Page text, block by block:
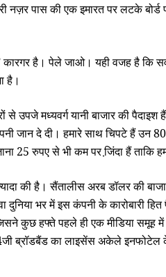
नज़र पास की एक इमारत पर लटके
कारगर है। पेले जाओ। यही वजह है कि
है।
उपजे मध्‍यवर्ग यानी बाजार की पैदाइश
जान दे दी। हमारे साथ चिपटे हैं उन
25 रुपए से भी कम पर जि़ंदा हैं ताकि
की है। सैंतालीस अरब डॉलर की
दुनिया भर में इस कंपनी के कारोबारी
कुछ हफ्ते पहले ही एक मीडिया समूह में
ब्रॉडबैंड का लाइसेंस अकेले